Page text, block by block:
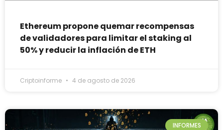
Ethereum propone quemar recompensas
de validadores para limitar el staking al
50% y reducir la inflación de ETH
Criptoinforme 4 de agosto de 2026
INFORMES